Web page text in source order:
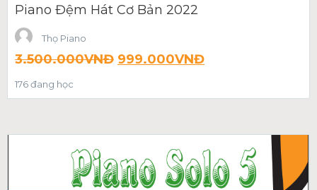
Piano Đệm Hát Cơ Bản 2022
Thọ Piano
3.500.000VNĐ 999.000VNĐ
176 đang học